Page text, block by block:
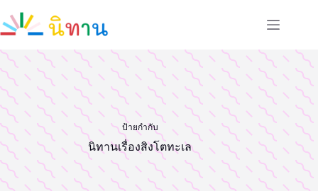
content
ป้ายกำกับ
นิทานเรื่องสิงโตทะเล